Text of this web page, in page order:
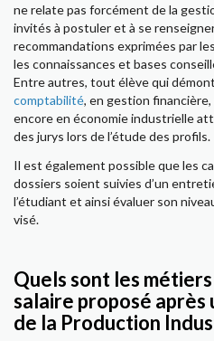
ne relate pas forcément de la
invités à postuler et à se
recommandations exprimées par
les connaissances et bases
Entre autres, tout élève qui
comptabilité, en gestion financière,
encore en économie industrielle
des jurys lors de l’étude des profils.
Il est également possible que les
dossiers soient suivies d’un
l’étudiant et ainsi évaluer son
visé.
Quels sont les
salaire proposé après
de la Production